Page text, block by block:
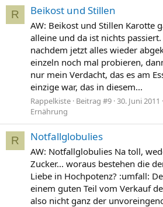
R Beikost und Stillen
AW: Beikost und Stillen Karotte
alleine und da ist nichts
nachdem jetzt alles wieder
einzeln noch mal probieren,
nur mein Verdacht, das es am
einzige war, das in diesem...
Rappelkiste Beitrag #9 30. Juni 2011
Ernährung
R Notfallglobulies
AW: Notfallglobulies Na toll,
Zucker... woraus bestehen die
Liebe in Hochpotenz? :umfall:
einem guten Teil vom Verkauf
also nicht ganz der